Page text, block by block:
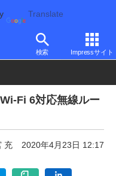
Translate
検索 Impressサイト
バッファロー
Fi 6対応無線ルー
充 2020年4月23日 12:17